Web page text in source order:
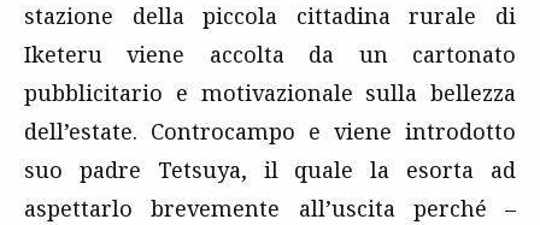
stazione della piccola cittadina rurale di
Iketeru viene accolta da un cartonato
pubblicitario e motivazionale sulla bellezza
dell’estate. Controcampo e viene introdotto
suo padre Tetsuya, il quale la esorta ad
aspettarlo brevemente all’uscita perché –